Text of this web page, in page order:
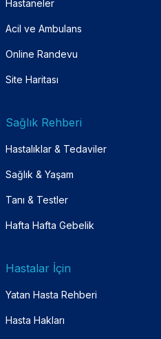
Hastaneler
Acil ve Ambulans
Online Randevu
Site Haritası
Sağlık Rehberi
Hastalıklar & Tedaviler
Sağlık & Yaşam
Tanı & Testler
Hafta Hafta Gebelik
Hastalar İçin
Yatan Hasta Rehberi
Hasta Hakları